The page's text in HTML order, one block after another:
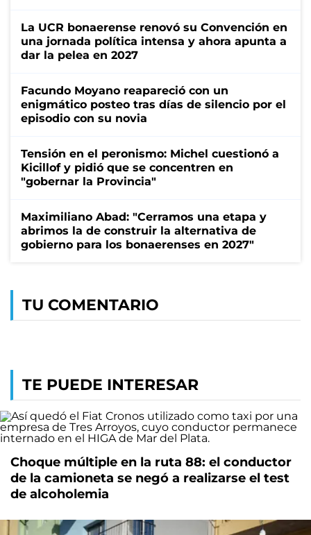
La UCR bonaerense renovó su Convención en
una jornada política intensa y ahora apunta a
dar la pelea en 2027
Facundo Moyano reapareció con un
enigmático posteo tras días de silencio por el
episodio con su novia
Tensión en el peronismo: Michel cuestionó a
Kicillof y pidió que se concentren en
"gobernar la Provincia"
Maximiliano Abad: "Cerramos una etapa y
abrimos la de construir la alternativa de
gobierno para los bonaerenses en 2027"
TU COMENTARIO
TE PUEDE INTERESAR
Choque múltiple en la ruta 88: el conductor
de la camioneta se negó a realizarse el test
de alcoholemia